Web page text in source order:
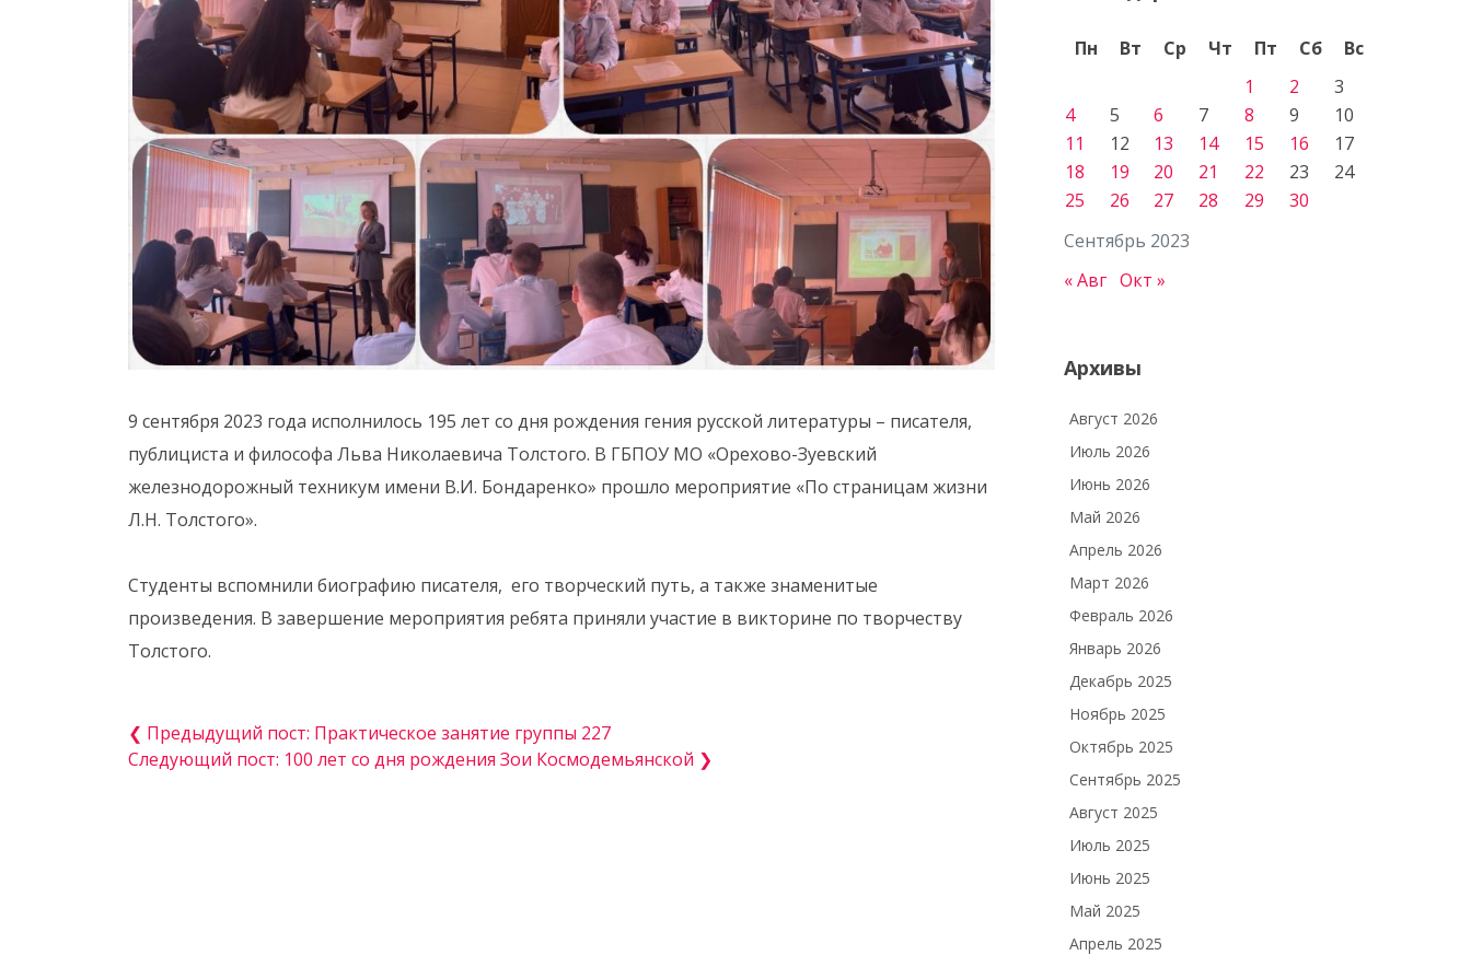
9 сентября 2023 года исполнилось 195 лет со дня рождения гения русской литературы – писателя,
публициста и философа Льва Николаевича Толстого. В ГБПОУ МО «Орехово-Зуевский
железнодорожный техникум имени В.И. Бондаренко» прошло мероприятие «По страницам жизни
Л.Н. Толстого».
Студенты вспомнили биографию писателя, его творческий путь, а также знаменитые
произведения. В завершение мероприятия ребята приняли участие в викторине по творчеству
Толстого.
❮ Предыдущий пост: Практическое занятие группы 227
Следующий пост: 100 лет со дня рождения Зои Космодемьянской ❯
Сентябрь 2023
Пн Вт Ср Чт Пт Сб
Вс
1
2
3
4
5 6 7 8 9
10
11
12 13 14 15 16
17
18
19 20 21 22 23
24
25
26 27 28 29 30
« Авг Окт »
Архивы
Август 2026
Июль 2026
Июнь 2026
Май 2026
Апрель 2026
Март 2026
Февраль 2026
Январь 2026
Декабрь 2025
Ноябрь 2025
Октябрь 2025
Сентябрь 2025
Август 2025
Июль 2025
Июнь 2025
Май 2025
Апрель 2025